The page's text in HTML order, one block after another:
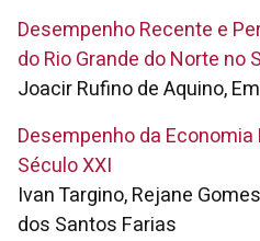
Desempenho Recente e
do Rio Grande do Norte no
Joacir Rufino de Aquino,
Desempenho da
Século XXI
Ivan Targino, Rejane
dos Santos Farias